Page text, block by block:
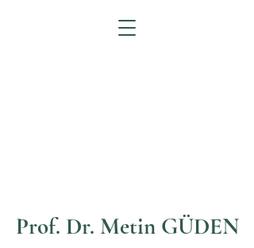
Prof. Dr. Metin GÜDEN